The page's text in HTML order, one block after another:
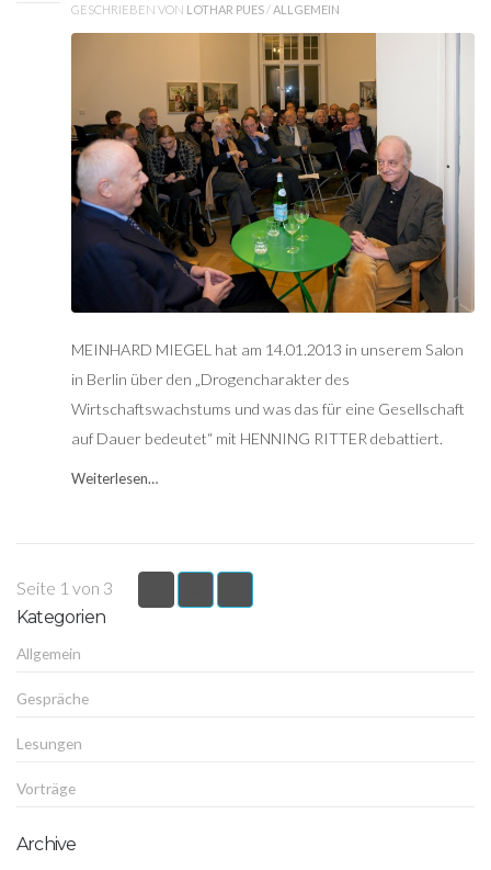
GESCHRIEBEN VON LOTHAR PUES/ALLGEMEIN
MEINHARD MIEGEL hat am 14.01.2013 in unserem Salon
in Berlin über den „Drogencharakter des
Wirtschaftswachstums und was das für eine Gesellschaft
auf Dauer bedeutet“ mit HENNING RITTER debattiert.
Weiterlesen…
Seite 1 von 3
Kategorien
Allgemein
Gespräche
Lesungen
Vorträge
Archive